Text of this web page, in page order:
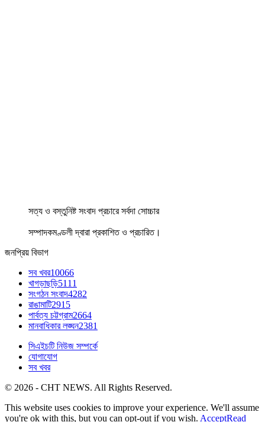
সত্য ও বস্তুনিষ্ট সংবাদ প্রচারে সর্বদা সোচ্চার
সম্পাদকমণ্ডলী দ্বারা প্রকাশিত ও প্রচারিত।
জনপ্রিয় বিভাগ
সব খবর10066
খাগড়াছড়ি5111
সংগঠন সংবাদ4282
রাঙামাটি2915
পার্বত্য চট্টগ্রাম2664
মানবাধিকার লঙ্ঘন2381
সিএইচটি নিউজ সম্পর্কে
যোগাযোগ
সব খবর
© 2026 - CHT NEWS. All Rights Reserved.
This website uses cookies to improve your experience. We'll assume
you're ok with this, but you can opt-out if you wish. AcceptRead